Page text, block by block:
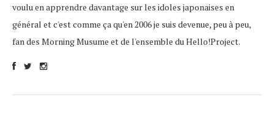
voulu en apprendre davantage sur les idoles japonaises en
général et c'est comme ça qu'en 2006 je suis devenue, peu à peu,
fan des Morning Musume et de l'ensemble du Hello!Project.